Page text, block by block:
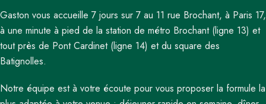
Gaston vous accueille 7 jours sur 7 au 11 rue Brochant, à Paris 17,
à une minute à pied de la station de métro Brochant (ligne 13) et
tout près de Pont Cardinet (ligne 14) et du square des
Batignolles.
Notre équipe est à votre écoute pour vous proposer la formule la